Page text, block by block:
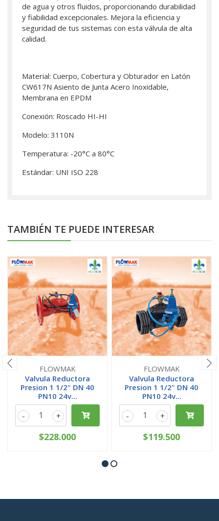
de agua y otros fluidos, proporcionando durabilidad
y fiabilidad excepcionales. Mejora la eficiencia y
seguridad de tus sistemas con esta válvula de alta
calidad.
Material: Cuerpo, Cobertura y Obturador en Latón
CW617N Asiento de Junta Acero Inoxidable,
Membrana en EPDM
Conexión: Roscado HI-HI
Modelo: 3110N
Temperatura: -20°C a 80°C
Estándar: UNI ISO 228
TAMBIÉN TE PUEDE INTERESAR
FLOWMAK
Valvula Reductora
Presion 1 1/2" DN 40
PN10 24v...
+
-
$228.000
FLOWMAK
Valvula Reductora
Presion 1 1/2" DN 40
PN10 24v...
+
-
$119.500